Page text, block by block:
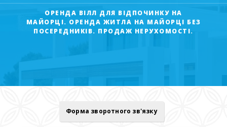
ОРЕНДА ВІЛЛ ДЛЯ ВІДПОЧИНКУ НА
МАЙОРЦІ. ОРЕНДА ЖИТЛА НА МАЙОРЦІ БЕЗ
ПОСЕРЕДНИКІВ. ПРОДАЖ НЕРУХОМОСТІ.
Форма зворотного зв'язку